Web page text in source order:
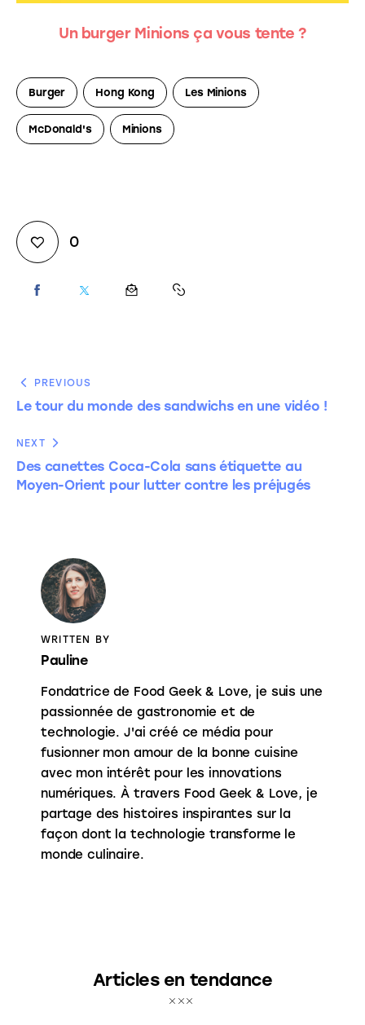
Un burger Minions ça vous tente ?
Burger Hong Kong Les Minions
McDonald's Minions
0
PREVIOUS
Le tour du monde des sandwichs en une vidéo !
NEXT
Des canettes Coca-Cola sans étiquette au
Moyen-Orient pour lutter contre les préjugés
WRITTEN BY
Pauline
Fondatrice de Food Geek & Love, je suis une
passionnée de gastronomie et de
technologie. J'ai créé ce média pour
fusionner mon amour de la bonne cuisine
avec mon intérêt pour les innovations
numériques. À travers Food Geek & Love, je
partage des histoires inspirantes sur la
façon dont la technologie transforme le
monde culinaire.
Articles en tendance